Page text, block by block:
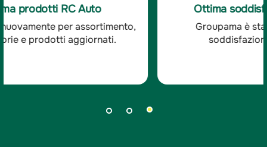
Ottima soddisfazione clienti RC Auto
Groupama è stata premiata per l'ottima
soddisfazione dei clienti RC auto.